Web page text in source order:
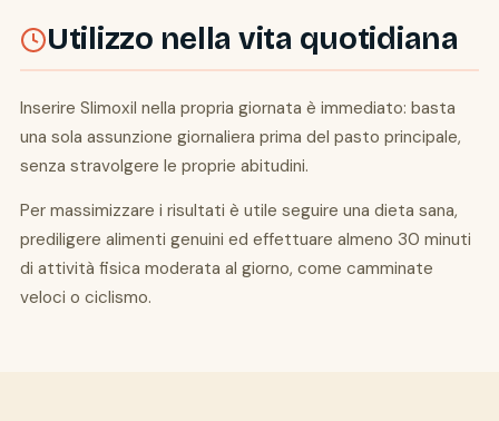
Utilizzo nella vita quotidiana
Inserire Slimoxil nella propria giornata è immediato: basta
una sola assunzione giornaliera prima del pasto principale,
senza stravolgere le proprie abitudini.
Per massimizzare i risultati è utile seguire una dieta sana,
prediligere alimenti genuini ed effettuare almeno 30 minuti
di attività fisica moderata al giorno, come camminate
veloci o ciclismo.